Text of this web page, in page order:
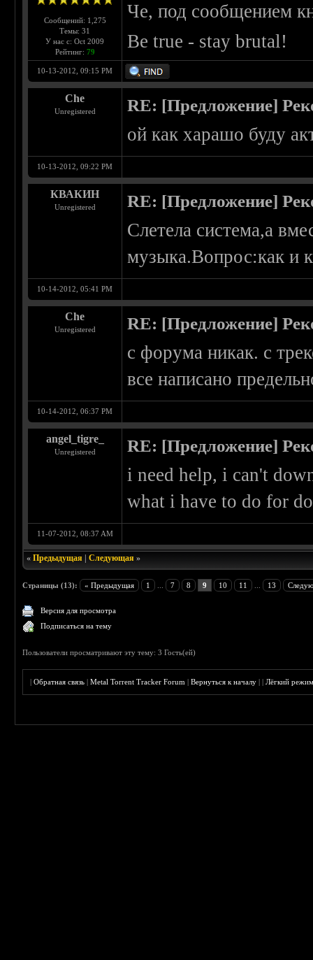
Сообщений: 1,275
Темы: 31
У нас с: Oct 2009
Рейтинг: 79
Че, под сообщением
Be true - stay brutal!
10-13-2012, 09:15 PM
Che
Unregistered RE: [Предложение]
ой как харашо буду
10-13-2012, 09:22 PM
КВАКИН
Unregistered RE: [Предложение]
Слетела система,а
музыка.Вопрос:как и
10-14-2012, 05:41 PM
Che
Unregistered RE: [Предложение]
с форума никак. с
все написано
10-14-2012, 06:37 PM
angel_tigre_
Unregistered RE: [Предложение]
i need help, i can't
what i have to do for
11-07-2012, 08:37 AM
«Предыдущая |Следующая »
Страницы (13): « Предыдущая 1 7 8 9 10 11 13
Версия для просмотра
Подписаться на тему
Пользователи просматривают эту тему: 3 Гость(ей)
|Обратная связь |Metal Torrent Tracker Forum |Вернуться к началу ||Лёгкий